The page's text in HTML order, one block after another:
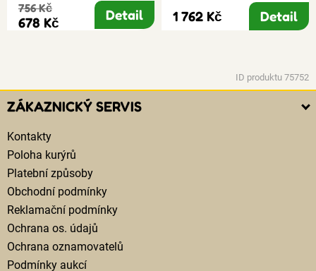
756 Kč
678 Kč Detail 1 762 Kč Detail
ID produktu 75752
ZÁKAZNICKÝ SERVIS
Kontakty
Poloha kurýrů
Platební způsoby
Obchodní podmínky
Reklamační podmínky
Ochrana os. údajů
Ochrana oznamovatelů
Podmínky aukcí